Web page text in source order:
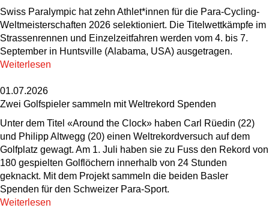
Swiss Paralympic hat zehn Athlet*innen für die Para-Cycling-
Weltmeisterschaften 2026 selektioniert. Die Titelwettkämpfe im
Strassenrennen und Einzelzeitfahren werden vom 4. bis 7.
September in Huntsville (Alabama, USA) ausgetragen.
Weiterlesen
01.07.2026
Zwei Golfspieler sammeln mit Weltrekord Spenden
Unter dem Titel «Around the Clock» haben Carl Rüedin (22)
und Philipp Altwegg (20) einen Weltrekordversuch auf dem
Golfplatz gewagt. Am 1. Juli haben sie zu Fuss den Rekord von
180 gespielten Golflöchern innerhalb von 24 Stunden
geknackt. Mit dem Projekt sammeln die beiden Basler
Spenden für den Schweizer Para-Sport.
Weiterlesen